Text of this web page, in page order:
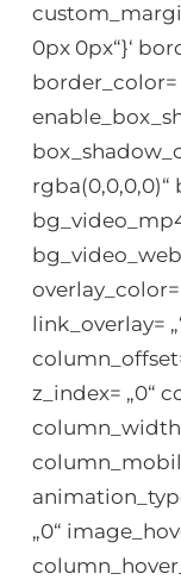
0px 0px“}‘
border_color=
rgba(0,0,0,0)“
overlay_color=
link_overlay=
column_offset=
z_index= „0“
column_width=
„0“